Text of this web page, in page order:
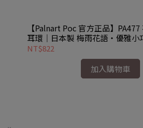
【Palnart Poc 官方正品】
耳環｜日本製 梅雨花語・優雅小
NT$822
加入購物車
..